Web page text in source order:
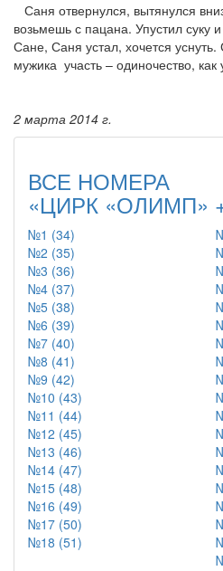
Саня отвернулся, вытянулся
возьмешь с пацана. Упустил суку
Сане, Саня устал, хочется
мужика участь – одиночество, как
2 марта 2014 г.
ВСЕ НОМЕРА
«ЦИРК «ОЛИМП»
№1 (34)
№2 (35)
№3 (36)
№4 (37)
№5 (38)
№6 (39)
№7 (40)
№8 (41)
№9 (42)
№10 (43)
№11 (44)
№12 (45)
№13 (46)
№14 (47)
№15 (48)
№16 (49)
№17 (50)
№18 (51)